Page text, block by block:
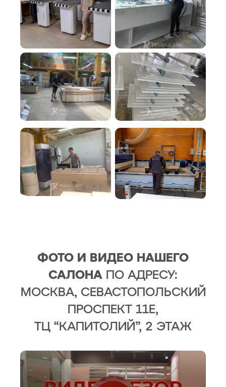
ФОТО И ВИДЕО НАШЕГО
САЛОНА ПО АДРЕСУ:
МОСКВА, СЕВАСТОПОЛЬСКИЙ
ПРОСПЕКТ 11Е,
ТЦ “КАПИТОЛИЙ”, 2 ЭТАЖ